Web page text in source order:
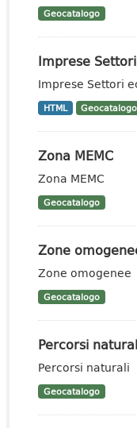
Geocatalogo
Imprese
Imprese Settori
HTML Geocatalogo
Zona MEMC
Zona MEMC
Geocatalogo
Zone
Zone omogenee
Geocatalogo
Percorsi
Percorsi naturali
Geocatalogo